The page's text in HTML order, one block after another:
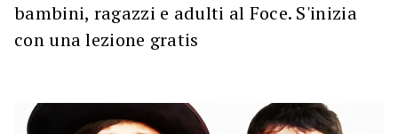
bambini, ragazzi e adulti al Foce. S'inizia
con una lezione gratis